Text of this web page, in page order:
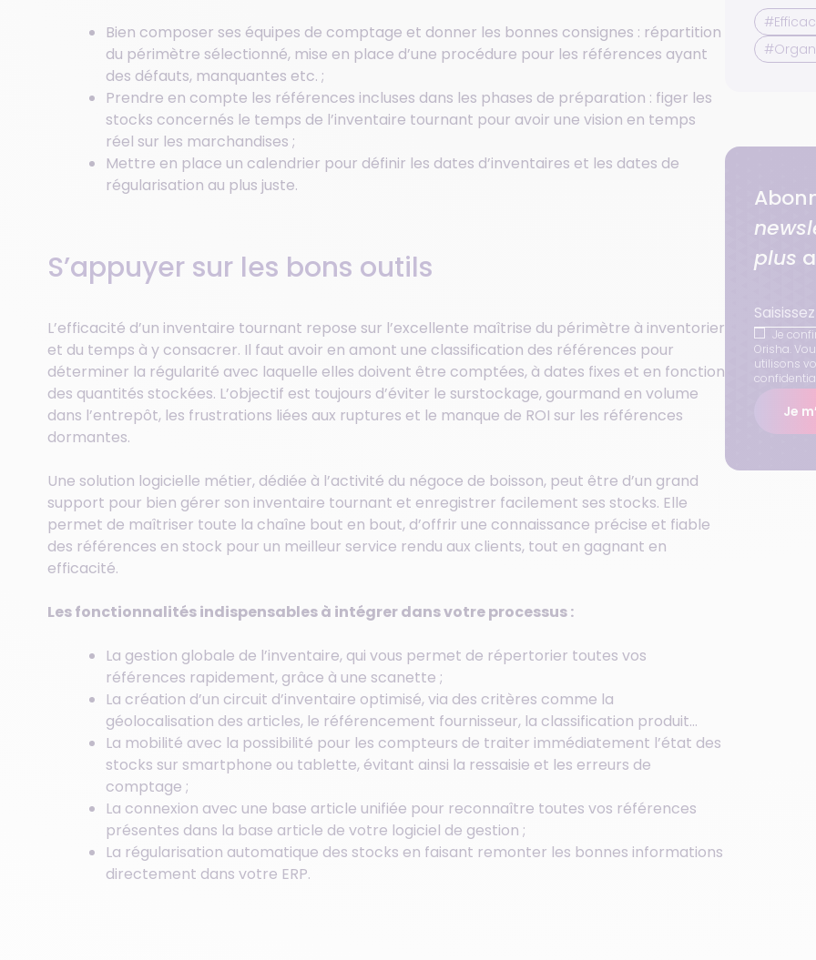
Bien composer ses équipes de comptage et donner les bonnes consignes : répartition
du périmètre sélectionné, mise en place d’une procédure pour les références ayant
des défauts, manquantes etc. ;
Prendre en compte les références incluses dans les phases de préparation : figer les
stocks concernés le temps de l’inventaire tournant pour avoir une vision en temps
réel sur les marchandises ;
Mettre en place un calendrier pour définir les dates d’inventaires et les dates de
régularisation au plus juste.
S’appuyer sur les bons outils
L’efficacité d’un inventaire tournant repose sur l’excellente maîtrise du périmètre à inventorier
et du temps à y consacrer. Il faut avoir en amont une classification des références pour
déterminer la régularité avec laquelle elles doivent être comptées, à dates fixes et en fonction
des quantités stockées. L’objectif est toujours d’éviter le surstockage, gourmand en volume
dans l’entrepôt, les frustrations liées aux ruptures et le manque de ROI sur les références
dormantes.
Une solution logicielle métier, dédiée à l’activité du négoce de boisson, peut être d’un grand
support pour bien gérer son inventaire tournant et enregistrer facilement ses stocks. Elle
permet de maîtriser toute la chaîne bout en bout, d’offrir une connaissance précise et fiable
des références en stock pour un meilleur service rendu aux clients, tout en gagnant en
efficacité.
Les fonctionnalités indispensables à intégrer dans votre processus :
La gestion globale de l’inventaire, qui vous permet de répertorier toutes vos
références rapidement, grâce à une scanette ;
La création d’un circuit d’inventaire optimisé, via des critères comme la
géolocalisation des articles, le référencement fournisseur, la classification produit…
La mobilité avec la possibilité pour les compteurs de traiter immédiatement l’état des
stocks sur smartphone ou tablette, évitant ainsi la ressaisie et les erreurs de
comptage ;
La connexion avec une base article unifiée pour reconnaître toutes vos références
présentes dans la base article de votre logiciel de gestion ;
La régularisation automatique des stocks en faisant remonter les bonnes informations
directement dans votre ERP.
plus
Je
Orisha.
utilisons
Je